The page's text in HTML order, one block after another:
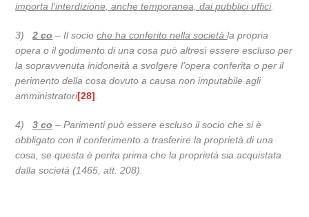
importa l’interdizione, anche temporanea, dai pubblici uffici.
3)2 co – Il socioche ha conferito nella societàla propria
opera o il godimento di una cosa può altresì essere escluso per
la sopravvenuta inidoneità a svolgere l’opera conferita o per il
perimento della cosa dovuto a causa non imputabile agli
amministratori[28].
4)3 co – Parimenti può essere escluso il socio che si è
obbligato con il conferimento a trasferire la proprietà di una
cosa, se questa è perita prima che la proprietà sia acquistata
dalla società (1465, att. 208).